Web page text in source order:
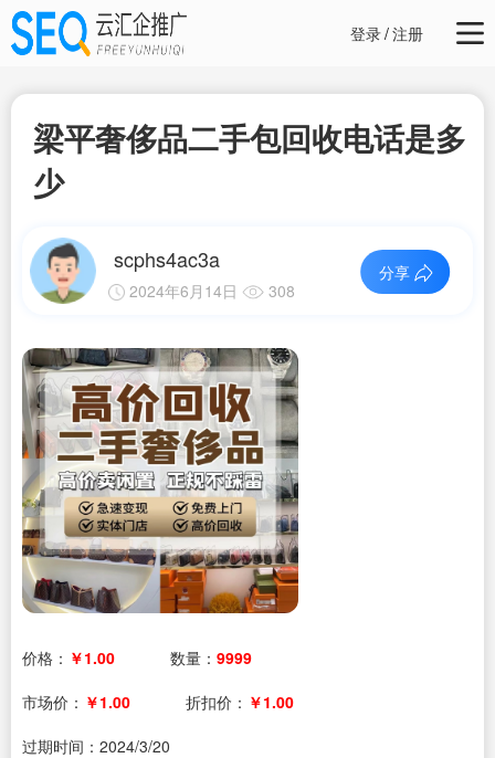
登录/注册
梁平奢侈品二手包回收电话是多
少
scphs4ac3a
2024年6月14日 308
分享
价格： ￥1.00 数量： 9999
市场价： ￥1.00 折扣价： ￥1.00
过期时间： 2024/3/20